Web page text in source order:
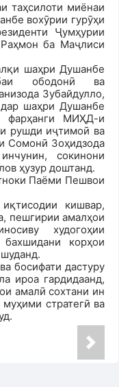
таҳсилоти миёнаи
вохӯрии гурӯҳи
Ҷумҳурии
ба Маҷлиси
шаҳри Душанбе
ободонӣ ва
Зубайдулло,
шаҳри Душанбе
фарҳанги МИҲД-и
рушди иҷтимоӣ ва
Сомонӣ Зоҳидзода
сокинони
ҳузур доштанд.
Паёми Пешвои
кишвар,
пешгирии амалҳои
худогоҳии
корҳои
босифати дастуру
ироа гардидаанд,
амалӣ сохтани ин
стратегӣ ва